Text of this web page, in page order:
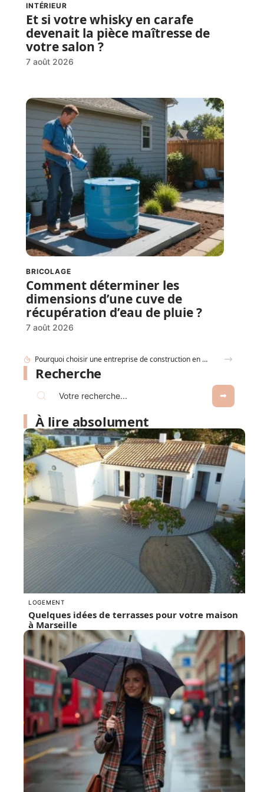
INTÉRIEUR
Et si votre whisky en carafe
devenait la pièce maîtresse de
votre salon ?
7 août 2026
BRICOLAGE
Comment déterminer les
dimensions d’une cuve de
récupération d’eau de pluie ?
7 août 2026
Recherche
À lire absolument
LOGEMENT
Quelques idées de terrasses pour votre maison
à Marseille